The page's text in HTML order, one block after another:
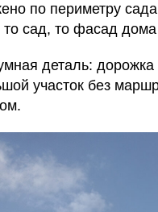
по периметру
то сад, то фасад
деталь: дорожка
участок без